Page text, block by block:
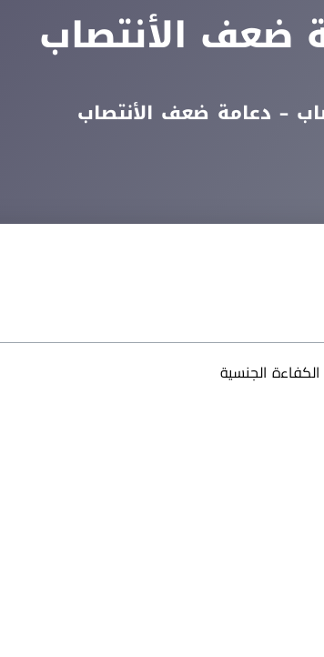
ضعف الأنتصاب
– دعامة ضعف الأنتصاب
الجنسية